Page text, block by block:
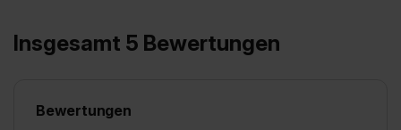
Insgesamt 5 Bewertungen
Bewertungen